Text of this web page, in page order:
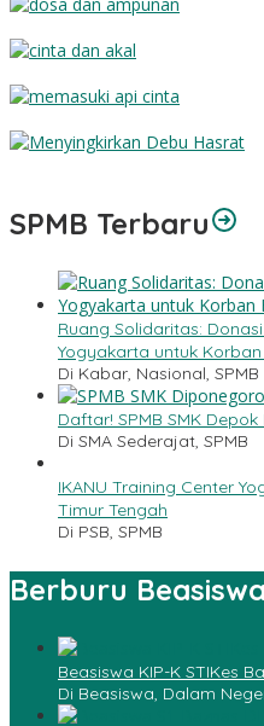
SPMB Terbaru
Ruang Solidaritas:
Yogyakarta untuk
Di Kabar, Nasional, SPMB
Daftar! SPMB SMK
Di SMA Sederajat, SPMB
IKANU Training Center
Timur Tengah
Di PSB, SPMB
Berburu Beasiswa
Beasiswa KIP-K STIKes
Di Beasiswa, Dalam